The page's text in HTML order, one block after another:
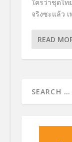
ใครว่าชุดไท
จริงซะแล้ว
READ